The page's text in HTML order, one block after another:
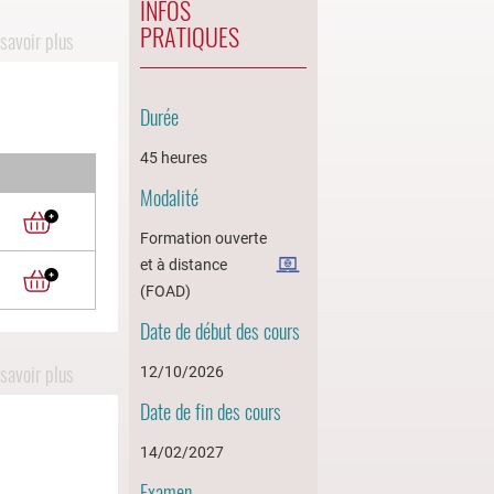
plus
plus
INFOS
PRATIQUES
Durée
45 heures
Modalité
Formation ouverte
et à distance
(FOAD)
Date de début des cours
12/10/2026
Date de fin des cours
14/02/2027